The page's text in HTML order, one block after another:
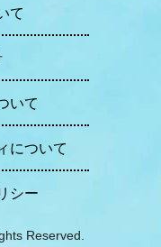
て
いて
について
シー
Reserved.